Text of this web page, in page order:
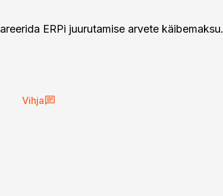
ERPi juurutamise arvete käibemaksu.
Vihja